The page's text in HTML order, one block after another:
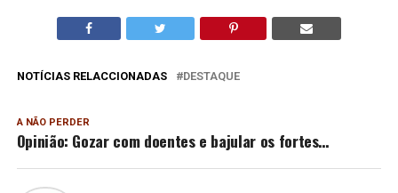
NOTÍCIAS RELACCIONADAS DESTAQUE
A NÃO PERDER
Opinião: Gozar com doentes e bajular os fortes…